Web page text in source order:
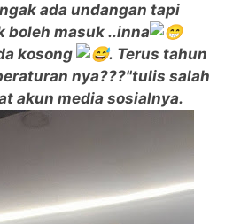
ada undangan tapi
boleh masuk ..inna
kosong . Terus tahun
nya???"tulis salah
akun media sosialnya.